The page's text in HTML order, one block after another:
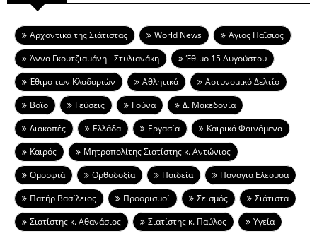
Aρχοντικά της Σιάτιστας World News
Άγιος Παϊσιος
Άννα Γκουτζιαμάνη - Στυλιανάκη
Έθιμο 15 Αυγούστου
Έθιμο των Κλαδαριών
Αθλητικά
Αστυνομικό Δελτίο
Βοϊο
Γεύσεις Γούνα
Δ. Μακεδονία
Διακοπές
Ελλάδα Εργασία
Καιρικά Φαινόμενα
Καιρός
Μητροπολίτης Σιατίστης κ. Αντώνιος
Ομορφιά
Ορθοδοξία Παιδεία
Παναγια Ελεουσα
Πατήρ Βασίλειος
Προορισμοί Σεισμός
Σιάτιστα
Σιατίστης κ. Αθανάσιος
Σιατίστης κ. Παύλος Υγεία